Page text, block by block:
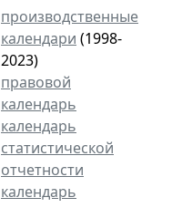
производственные
календари (1998-
2023)
правовой
календарь
календарь
статистической
отчетности
календарь